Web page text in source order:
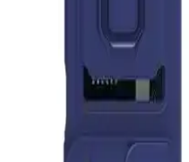
Syrox S16 Bluetooth kulaklık,
kalitesi ve çok fonksiyonlu
kullanım, MicroSD ve AUX
Samsung Galaxy Tab
dayanıklı ve çok
M.TK Moveteck Samsung
çok fonksiyonlu tasarımıyla